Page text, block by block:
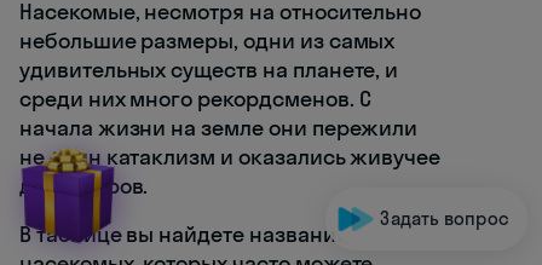
Насекомые, несмотря на относительно
небольшие размеры, одни из самых
удивительных существ на планете, и
среди них много рекордсменов. С
начала жизни на земле они пережили
не один катаклизм и оказались живучее
динозавров.
В таблице вы найдете названия
Задать вопрос